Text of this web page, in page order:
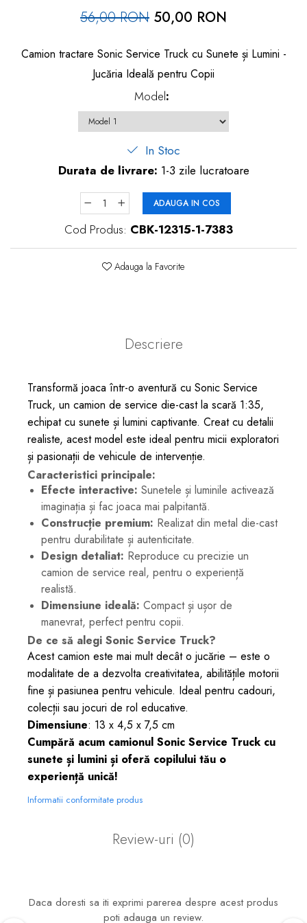
dopuri de urechi
Igiena copii
56,00 RON 50,00 RON
Camion tractare Sonic Service Truck cu Sunete și Lumini -
Jucăria Ideală pentru Copii
Model:
In Stoc
Durata de livrare: 1-3 zile lucratoare
ADAUGA IN COS
Cod Produs: CBK-12315-1-7383
Adauga la Favorite
Descriere
Transformă joaca într-o aventură cu Sonic Service
Truck, un camion de service die-cast la scară 1:35,
echipat cu sunete și lumini captivante. Creat cu detalii
realiste, acest model este ideal pentru micii exploratori
și pasionații de vehicule de intervenție.
Caracteristici principale:
Efecte interactive: Sunetele și luminile activează
imaginația și fac joaca mai palpitantă.
Construcție premium: Realizat din metal die-cast
pentru durabilitate și autenticitate.
Design detaliat: Reproduce cu precizie un
camion de service real, pentru o experiență
realistă.
Dimensiune ideală: Compact și ușor de
manevrat, perfect pentru copii.
De ce să alegi Sonic Service Truck?
Acest camion este mai mult decât o jucărie – este o
modalitate de a dezvolta creativitatea, abilitățile motorii
fine și pasiunea pentru vehicule. Ideal pentru cadouri,
colecții sau jocuri de rol educative.
Dimensiune: 13 x 4,5 x 7,5 cm
Cumpără acum camionul Sonic Service Truck cu
sunete și lumini și oferă copilului tău o
experiență unică!
Informatii conformitate produs
Review-uri (0)
Daca doresti sa iti exprimi parerea despre acest produs
poti adauga un review.